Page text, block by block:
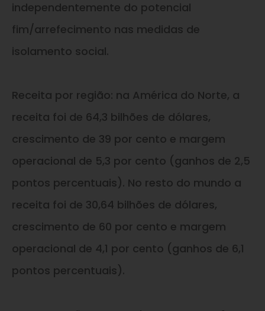
independentemente do potencial
fim/arrefecimento nas medidas de
isolamento social.
Receita por região: na América do Norte, a
receita foi de 64,3 bilhões de dólares,
crescimento de 39 por cento e margem
operacional de 5,3 por cento (ganhos de 2,5
pontos percentuais). No resto do mundo a
receita foi de 30,64 bilhões de dólares,
crescimento de 60 por cento e margem
operacional de 4,1 por cento (ganhos de 6,1
pontos percentuais).